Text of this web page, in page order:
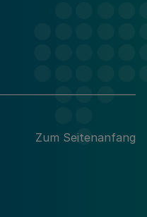
Zum Seitenanfang